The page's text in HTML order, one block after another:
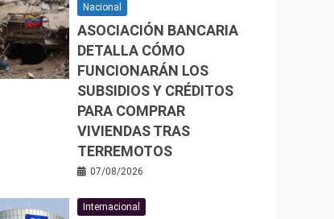
Nacional
ASOCIACIÓN BANCARIA
DETALLA CÓMO
FUNCIONARÁN LOS
SUBSIDIOS Y CRÉDITOS
PARA COMPRAR
VIVIENDAS TRAS
TERREMOTOS
07/08/2026
Internacional